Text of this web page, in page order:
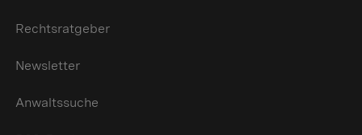
Rechtsratgeber
Newsletter
Anwaltssuche